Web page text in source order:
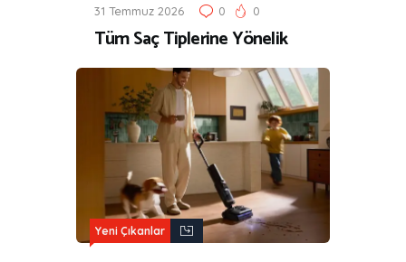
31 Temmuz 2026 0 0
Tüm Saç Tiplerine Yönelik
Yeni Çıkanlar